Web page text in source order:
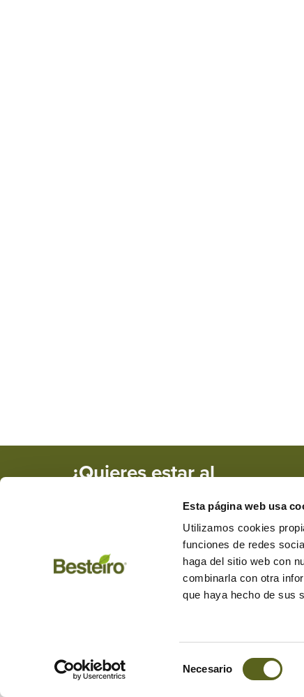
Esta página web usa
Utilizamos cookies
funciones de redes
haga del sitio web con
combinarla con otra
que haya hecho de sus
Necesario
¿Quieres estar al
promociones?
+34 982 284 455
Carretera de Friol, km 1, CP:
Aviso legal Política privacidad Política cookies